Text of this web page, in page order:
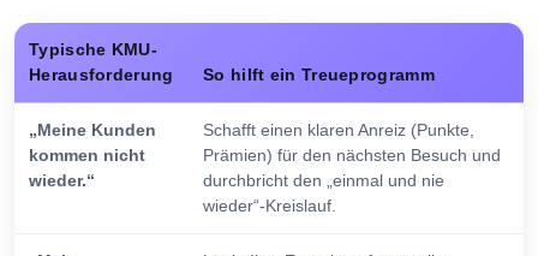
Typische KMU-
Herausforderung
So hilft ein Treueprogramm
„Meine Kunden
kommen nicht
wieder.“
Schafft einen klaren Anreiz (Punkte,
Prämien) für den nächsten Besuch und
durchbricht den „einmal und nie
wieder“-Kreislauf.